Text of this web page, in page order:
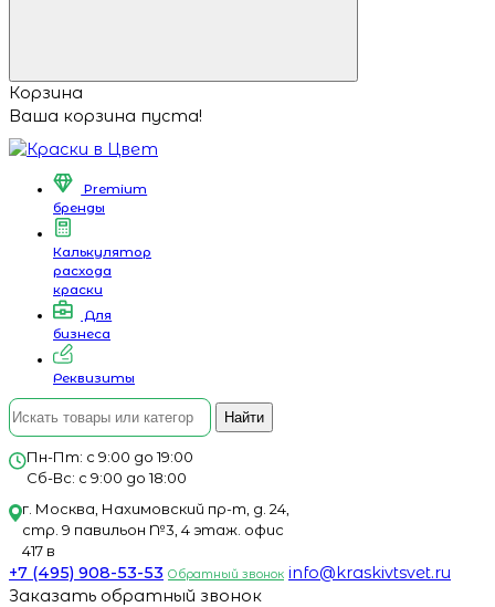
Корзина
Ваша корзина пуста!
Premium
бренды
Калькулятор
расхода
краски
Для
бизнеса
Реквизиты
Найти
Пн-Пт: с 9:00 до 19:00
Сб-Вс: с 9:00 до 18:00
г. Москва, Нахимовский пр-т, д. 24,
стр. 9 павильон №3, 4 этаж. офис
417 в
+7 (495) 908-53-53 Обратный звонок info@kraskivtsvet.ru
Заказать обратный звонок